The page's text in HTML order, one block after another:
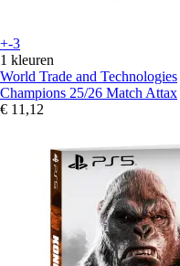
+-3
1 kleuren
World Trade and Technologies
Champions 25/26 Match Attax
€ 11,12